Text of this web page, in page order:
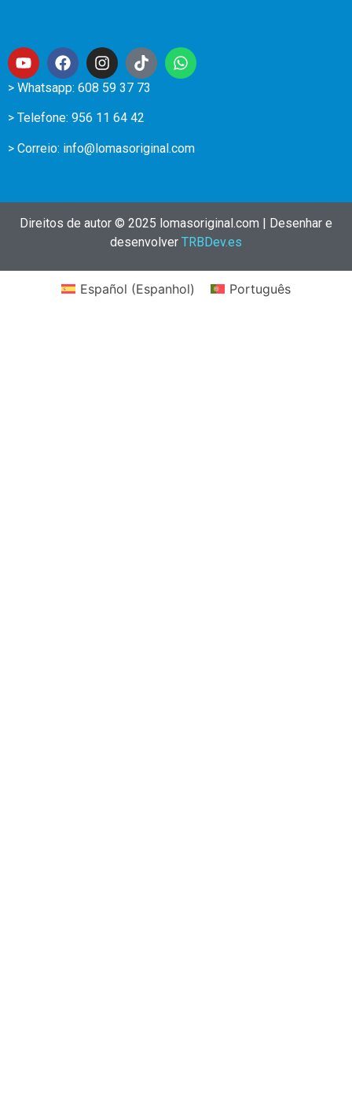
> Whatsapp: 608 59 37 73
> Telefone: 956 11 64 42
> Correio: info@lomasoriginal.com
Direitos de autor © 2025 lomasoriginal.com | Desenhar e
desenvolver TRBDev.es
Español (Espanhol) Português